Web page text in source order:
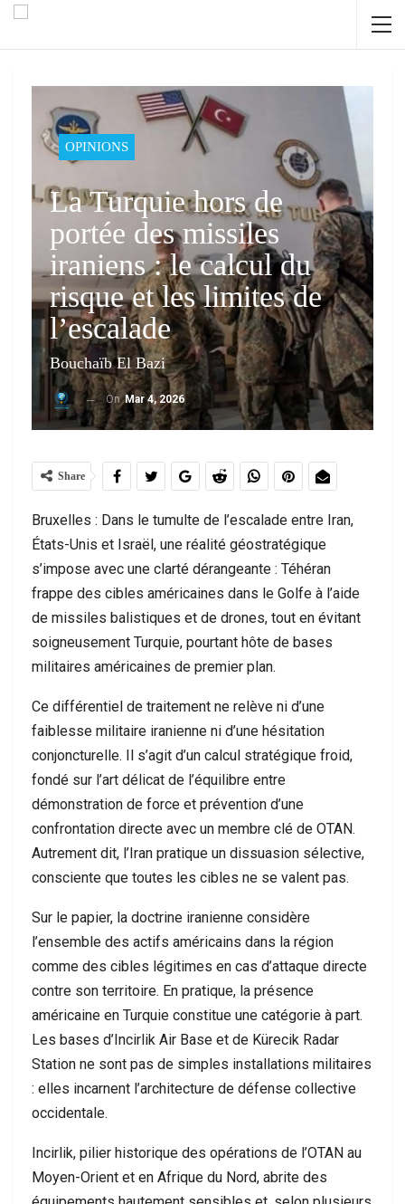
OPINIONS
La Turquie hors de
portée des missiles
iraniens : le calcul du
risque et les limites de
l’escalade
Bouchaïb El Bazi
OnMar 4, 2026
Share
Bruxelles : Dans le tumulte de l’escalade entre Iran,
États-Unis et Israël, une réalité géostratégique
s’impose avec une clarté dérangeante : Téhéran
frappe des cibles américaines dans le Golfe à l’aide
de missiles balistiques et de drones, tout en évitant
soigneusement Turquie, pourtant hôte de bases
militaires américaines de premier plan.
Ce différentiel de traitement ne relève ni d’une
faiblesse militaire iranienne ni d’une hésitation
conjoncturelle. Il s’agit d’un calcul stratégique froid,
fondé sur l’art délicat de l’équilibre entre
démonstration de force et prévention d’une
confrontation directe avec un membre clé de OTAN.
Autrement dit, l’Iran pratique un dissuasion sélective,
consciente que toutes les cibles ne se valent pas.
Sur le papier, la doctrine iranienne considère
l’ensemble des actifs américains dans la région
comme des cibles légitimes en cas d’attaque directe
contre son territoire. En pratique, la présence
américaine en Turquie constitue une catégorie à part.
Les bases d’Incirlik Air Base et de Kürecik Radar
Station ne sont pas de simples installations militaires
: elles incarnent l’architecture de défense collective
occidentale.
Incirlik, pilier historique des opérations de l’OTAN au
Moyen-Orient et en Afrique du Nord, abrite des